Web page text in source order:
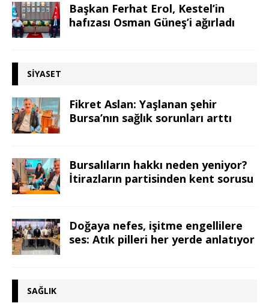
Başkan Ferhat Erol, Kestel’in
hafızası Osman Güneş’i ağırladı
SIYASET
Fikret Aslan: Yaşlanan şehir
Bursa’nın sağlık sorunları arttı
Bursalıların hakkı neden yeniyor?
İtirazların partisinden kent sorusu
Doğaya nefes, işitme engellilere
ses: Atık pilleri her yerde anlatıyor
SAĞLIK